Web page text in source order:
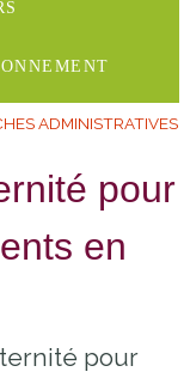
ADMINISTRATIVES
pour
en
pour